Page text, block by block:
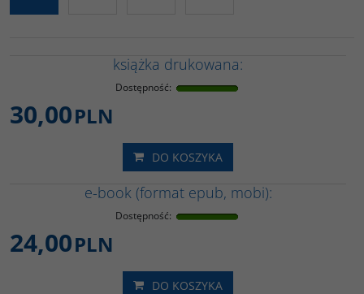
książka drukowana:
Dostępność:
30,00PLN
DO KOSZYKA
e-book (format epub, mobi):
Dostępność:
24,00PLN
DO KOSZYKA